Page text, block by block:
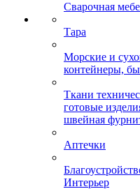
Сварочная
Тара
Морские и
контейнеры,
Ткани
готовые
швейная
Аптечки
Интерьер